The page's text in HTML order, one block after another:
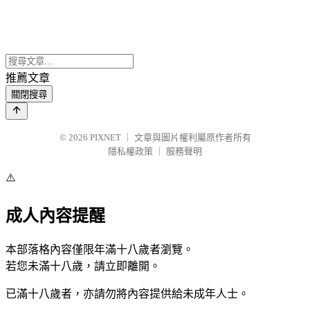
推薦文章
關閉搜尋
© 2026 PIXNET
文章與圖片權利屬原作者所有
隱私權政策
服務聲明
⚠️
成人內容提醒
本部落格內容僅限年滿十八歲者瀏覽。
若您未滿十八歲，請立即離開。
已滿十八歲者，亦請勿將內容提供給未成年人士。